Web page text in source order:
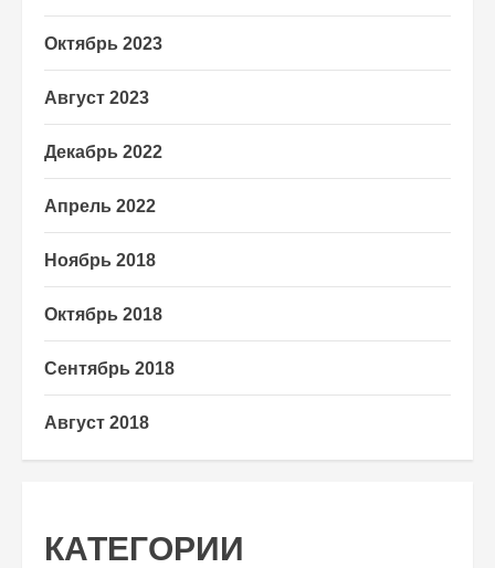
Октябрь 2023
Август 2023
Декабрь 2022
Апрель 2022
Ноябрь 2018
Октябрь 2018
Сентябрь 2018
Август 2018
КАТЕГОРИИ